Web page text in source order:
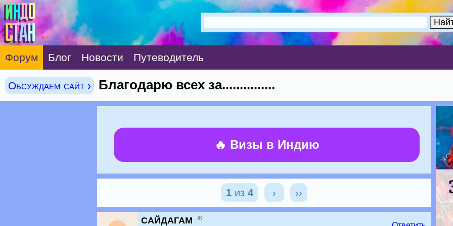
Форум Блог Новости Путеводитель
Обсуждаем сайт › Благодарю всех за...............
🔥 Визы в Индию
1из 4 › ››
САЙДАГАМ ж